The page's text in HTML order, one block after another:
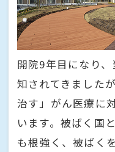
開院9年目になり
知されてきました
治す」がん医療に
います。被ばく国
も根強く、被ばく